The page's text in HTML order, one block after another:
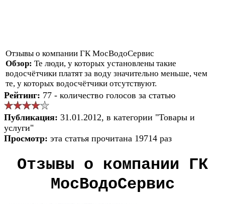
Отзывы о компании ГК МосВодоСервис
Обзор: Те люди, у которых установлены такие
водосчётчики платят за воду значительно меньше, чем
те, у которых водосчётчики отсутствуют.
Рейтинг: 77 - количество голосов за статью
Публикация: 31.01.2012, в категории "Товары и
услуги"
Просмотр: эта статья прочитана 19714 раз
Отзывы о компании ГК
МосВодоСервис